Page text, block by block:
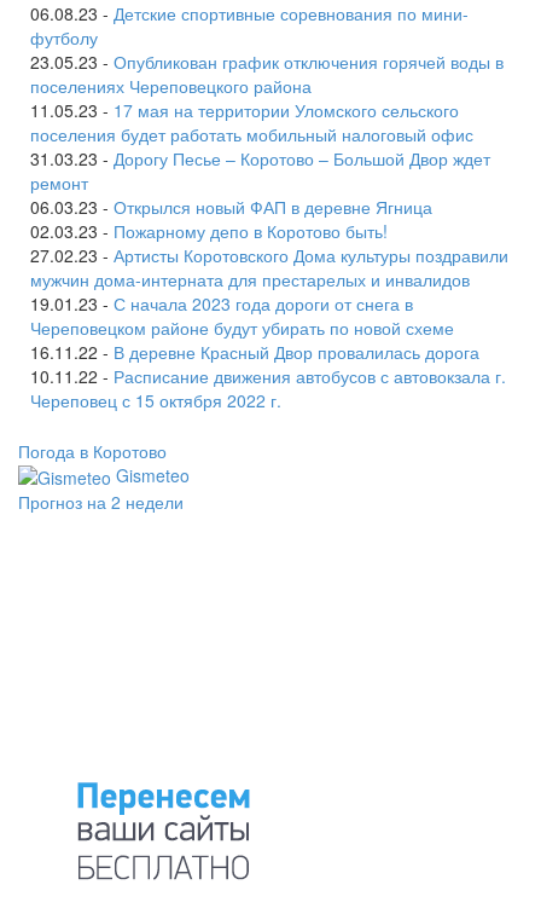
06.08.23 - Детские спортивные соревнования по мини-
футболу
23.05.23 - Опубликован график отключения горячей воды в
поселениях Череповецкого района
11.05.23 - 17 мая на территории Уломского сельского
поселения будет работать мобильный налоговый офис
31.03.23 - Дорогу Песье – Коротово – Большой Двор ждет
ремонт
06.03.23 - Открылся новый ФАП в деревне Ягница
02.03.23 - Пожарному депо в Коротово быть!
27.02.23 - Артисты Коротовского Дома культуры поздравили
мужчин дома-интерната для престарелых и инвалидов
19.01.23 - С начала 2023 года дороги от снега в
Череповецком районе будут убирать по новой схеме
16.11.22 - В деревне Красный Двор провалилась дорога
10.11.22 - Расписание движения автобусов с автовокзала г.
Череповец с 15 октября 2022 г.
Погода в Коротово
Gismeteo
Прогноз на 2 недели